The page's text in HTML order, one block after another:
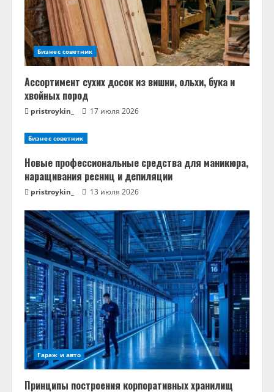
Бизнес советник
Ассортимент сухих досок из вишни, ольхи, бука и
хвойных пород
pristroykin_ 17 июля 2026
Бизнес советник
Новые профессиональные средства для маникюра,
наращивания ресниц и депиляции
pristroykin_ 13 июля 2026
Гараж и авто
Принципы построения корпоративных хранилищ